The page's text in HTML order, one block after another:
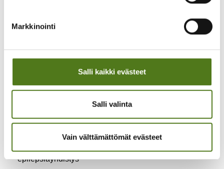
Markkinointi
Salli kaikki evästeet
Salli valinta
Vain välttämättömät evästeet
Yhdistykset
epilepsiayhdistyksiin
Etelä-Pohjanmaan
epilepsiayhdistys
Joensuun seudun
epilepsiayhdistys